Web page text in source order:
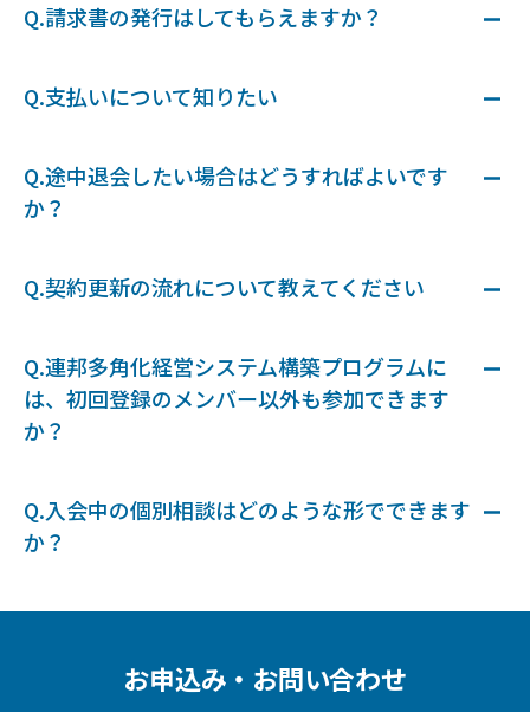
Q.請求書の発行はしてもらえますか？
Q.支払いについて知りたい
Q.途中退会したい場合はどうすればよいです
か？
Q.契約更新の流れについて教えてください
Q.連邦多角化経営システム構築プログラムに
は、初回登録のメンバー以外も参加できます
か？
Q.入会中の個別相談はどのような形でできます
か？
お申込み・お問い合わせ